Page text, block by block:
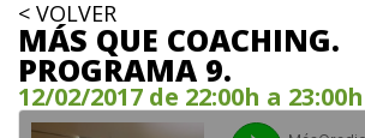
< VOLVER
MÁS QUE COACHING.
PROGRAMA 9.
12/02/2017 de 22:00h a 23:00h